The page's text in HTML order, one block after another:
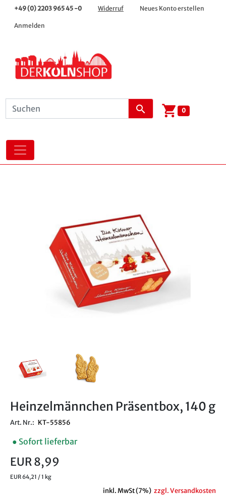
+49 (0) 2203 965 45 -0 Widerruf Neues Konto erstellen
Anmelden
search shopping_cart 0
Heinzelmännchen Präsentbox, 140 g
Art. Nr.: KT-55856
● Sofort lieferbar
EUR 8,99
EUR 64,21 / 1 kg
inkl. MwSt (7%) zzgl. Versandkosten